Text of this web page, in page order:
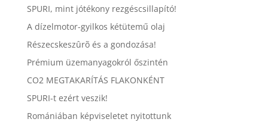
SPURI, mint jótékony rezgéscsillapító!
A dízelmotor-gyilkos kétütemű olaj
Részecskeszûrõ és a gondozása!
Prémium üzemanyagokról őszintén
CO2 MEGTAKARÍTÁS FLAKONKÉNT
SPURI-t ezért veszik!
Romániában képviseletet nyitottunk